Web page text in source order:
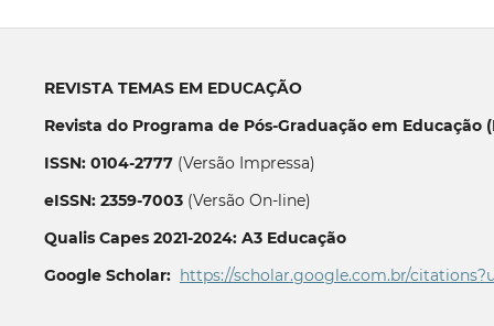
REVISTA TEMAS EM EDUCAÇÃO
Revista do Programa de Pós-Graduação em Educação
ISSN: 0104-2777(Versão Impressa)
eISSN: 2359-7003(Versão On-line)
Qualis Capes 2021-2024: A3 Educação
Google Scholar: https://scholar.google.com.br/